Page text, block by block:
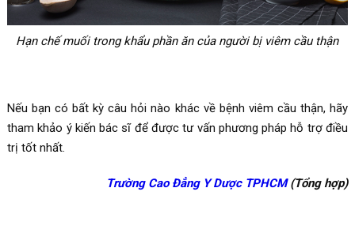
Hạn chế muối trong khẩu phần ăn của người bị viêm cầu thận
Nếu bạn có bất kỳ câu hỏi nào khác về bệnh viêm cầu thận, hãy
tham khảo ý kiến bác sĩ để được tư vấn phương pháp hỗ trợ điều
trị tốt nhất.
Trường Cao Đẳng Y Dược TPHCM(Tổng hợp)